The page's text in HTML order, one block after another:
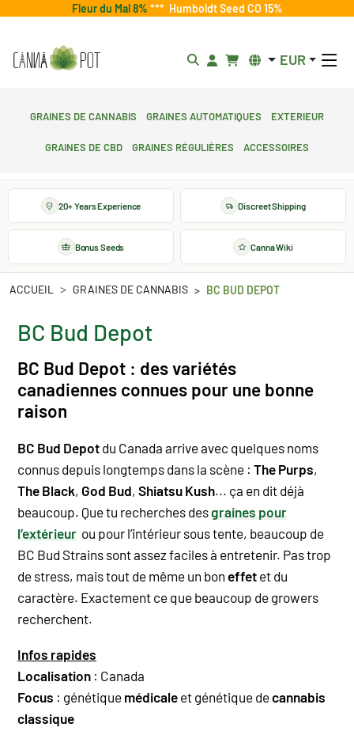
Fleur du Mal 8% *** Humboldt Seed CO 15%
EUR
Graines de cannabis Graines automatiques
Exterieur
Graines de CBD Graines régulières Accessoires
20+ Years Experience Discreet Shipping
Bonus Seeds Canna Wiki
ACCUEIL GRAINES DE CANNABIS BC BUD DEPOT
BC Bud Depot
BC Bud Depot : des variétés
canadiennes connues pour une bonne
raison
BC Bud Depot du Canada arrive avec quelques noms
connus depuis longtemps dans la scène : The Purps,
The Black, God Bud, Shiatsu Kush... ça en dit déjà
beaucoup. Que tu recherches desgraines pour
l’extérieur ou pour l’intérieur sous tente, beaucoup de
BC Bud Strains sont assez faciles à entretenir. Pas trop
de stress, mais tout de même un bon effet et du
caractère. Exactement ce que beaucoup de growers
recherchent.
Infos rapides
Localisation : Canada
Focus : génétique médicale et génétique decannabis
classique